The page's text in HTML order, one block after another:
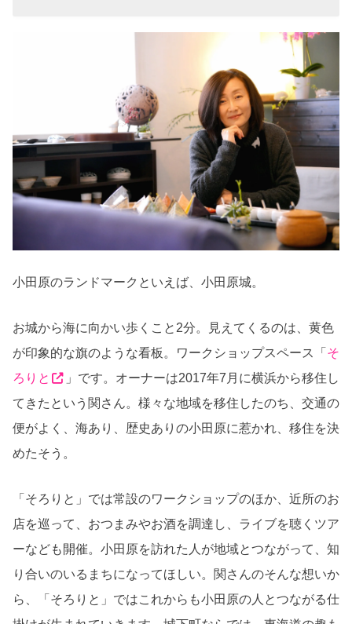
小田原のランドマークといえば、小田原城。
お城から海に向かい歩くこと 2分。見えてくるのは、黄色
が印象的な旗のような看板。ワークショップスペース「 そ
ろりと
」です。オーナーは2017年7 月に横浜から移住し
てきたという関さん。様々な地域を移住したのち、交通の
便がよく、海あり、歴史ありの小田原に惹かれ、移住を決
めたそう。
「そろりと」では常設のワークショップのほか、近所のお
店を巡って、おつまみやお酒を調達し、ライブを聴くツア
ーなども開催。小田原を訪れた人が地域とつながって、知
り合いのいるまちになってほしい。関さんのそんな想いか
ら、「そろりと」ではこれからも小田原の人とつながる仕